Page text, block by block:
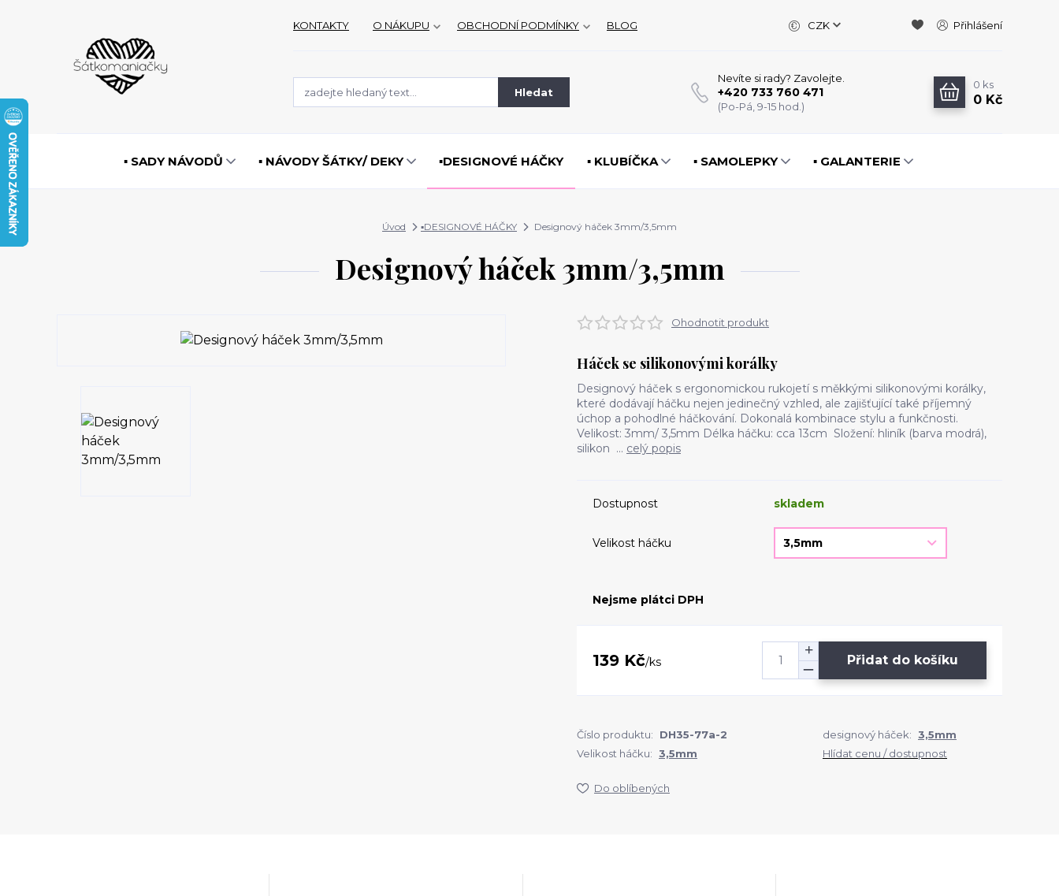
KONTAKTY O NÁKUPU OBCHODNÍ PODMÍNKY BLOG CZK Přihlášení
Hledat
Nevíte si rady? Zavolejte.
+420 733 760 471
(Po-Pá, 9-15 hod.)
0 ks
0 Kč
▪️ SADY NÁVODŮ ▪️ NÁVODY ŠÁTKY/ DEKY ▪️DESIGNOVÉ HÁČKY ▪️ KLUBÍČKA ▪️ SAMOLEPKY ▪️ GALANTERIE
Úvod ▪️DESIGNOVÉ HÁČKY Designový háček 3mm/3,5mm
Designový háček 3mm/3,5mm
Ohodnotit produkt
Háček se silikonovými korálky
Designový háček s ergonomickou rukojetí s měkkými silikonovými korálky,
které dodávají háčku nejen jedinečný vzhled, ale zajišťující také příjemný
úchop a pohodlné háčkování. Dokonalá kombinace stylu a funkčnosti.
Velikost: 3mm/ 3,5mm Délka háčku: cca 13cm Složení: hliník (barva modrá),
silikon ... celý popis
Dostupnost skladem
Velikost háčku
Nejsme plátci DPH
139 Kč/ks Přidat do košíku
Číslo produktu: DH35-77a-2 designový háček:
3,5mm
Velikost háčku:
3,5mm Hlídat cenu / dostupnost
Do oblíbených